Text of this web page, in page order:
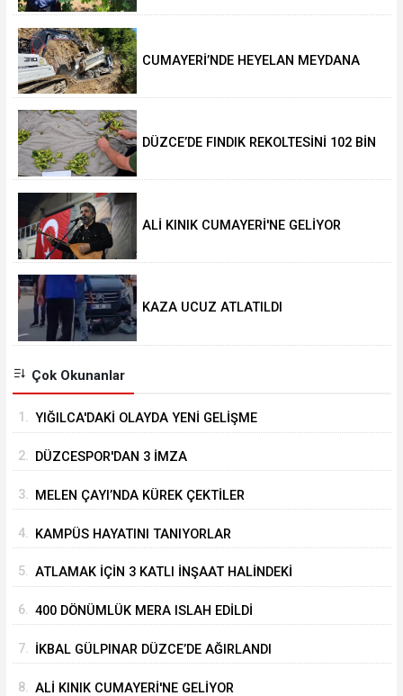
CUMAYERİ’NDE HEYELAN MEYDANA
DÜZCE’DE FINDIK REKOLTESİNİ 102 BİN
ALİ KINIK CUMAYERİ'NE GELİYOR
KAZA UCUZ ATLATILDI
Çok Okunanlar
1. YIĞILCA'DAKİ OLAYDA YENİ GELİŞME
2. DÜZCESPOR'DAN 3 İMZA
3. MELEN ÇAYI’NDA KÜREK ÇEKTİLER
4. KAMPÜS HAYATINI TANIYORLAR
5. ATLAMAK İÇİN 3 KATLI İNŞAAT HALİNDEKİ
6. 400 DÖNÜMLÜK MERA ISLAH EDİLDİ
7. İKBAL GÜLPINAR DÜZCE’DE AĞIRLANDI
8. ALİ KINIK CUMAYERİ'NE GELİYOR